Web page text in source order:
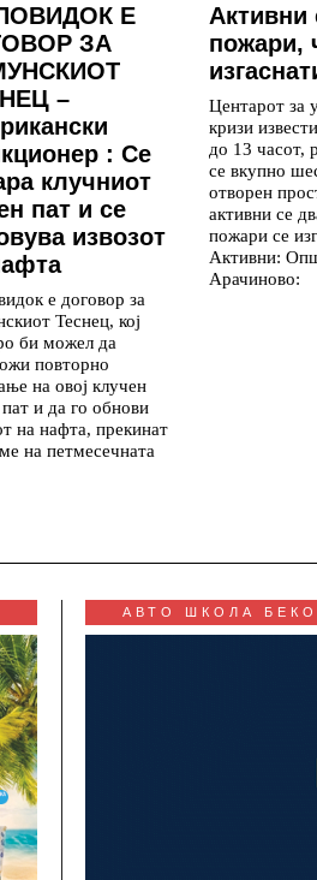
Е
ЗА
–
: Се
клучниот
пат и се
извозот
е договор за
Теснец, кој
би можел да
повторно
на овој клучен
и да го обнови
на нафта, прекинат
на петмесечната
Aктивни
пожари,
Центарот за
кризи
до 13 часот,
се вкупно
отворен
активни се
пожари се
Активни:
Арачиново:
АВТО ШКОЛА БЕКО